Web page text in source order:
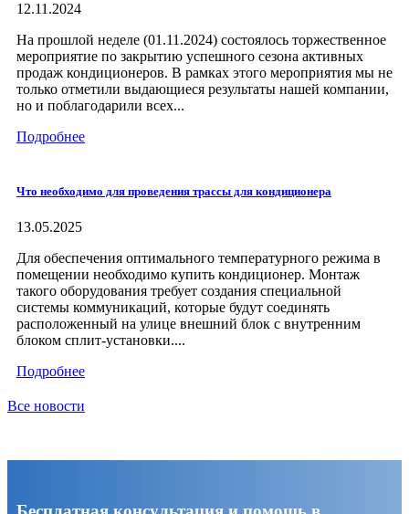
12.11.2024
На прошлой неделе (01.11.2024) состоялось торжественное
мероприятие по закрытию успешного сезона активных
продаж кондиционеров. В рамках этого мероприятия мы не
только отметили выдающиеся результаты нашей компании,
но и поблагодарили всех...
Подробнее
Что необходимо для проведения трассы для кондиционера
13.05.2025
Для обеспечения оптимального температурного режима в
помещении необходимо купить кондиционер. Монтаж
такого оборудования требует создания специальной
системы коммуникаций, которые будут соединять
расположенный на улице внешний блок с внутренним
блоком сплит-установки....
Подробнее
Все новости